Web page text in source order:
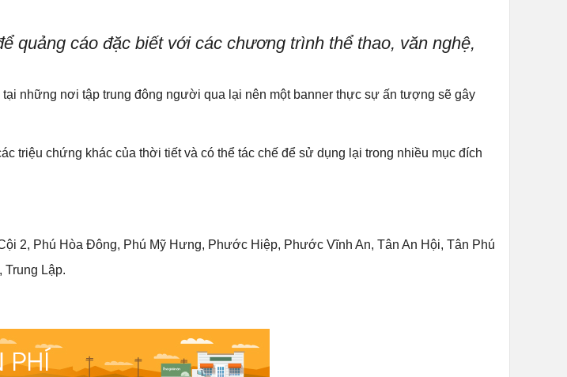
quảng cáo đặc biết với các chương trình thể thao, văn nghệ,
những nơi tập trung đông người qua lại nên một banner thực sự ấn tượng sẽ gây
triệu chứng khác của thời tiết và có thể tác chế để sử dụng lại trong nhiều mục đích
2, Phú Hòa Đông, Phú Mỹ Hưng, Phước Hiệp, Phước Vĩnh An, Tân An Hội, Tân Phú
Trung Lập.